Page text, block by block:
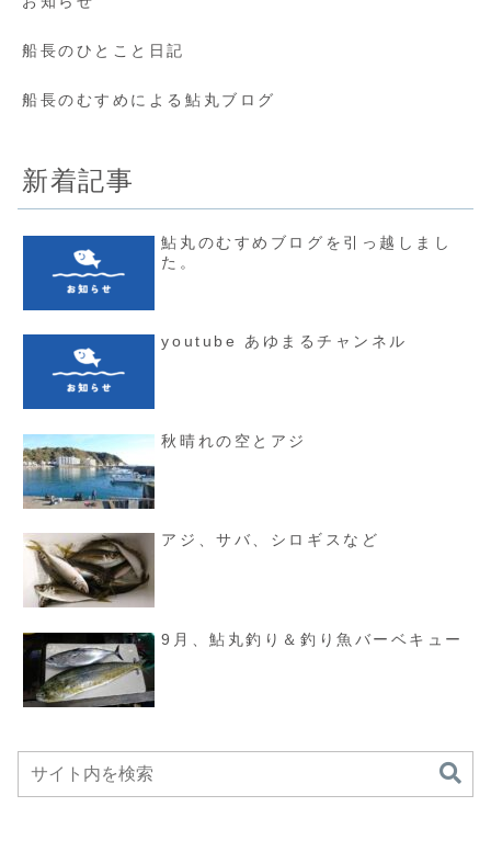
船長のひとこと日記
船長のむすめによる鮎丸ブログ
新着記事
鮎丸のむすめブログを引っ越しまし
た。
youtube あゆまるチャンネル
秋晴れの空とアジ
アジ、サバ、シロギスなど
9月、鮎丸釣り＆釣り魚バーベキュー